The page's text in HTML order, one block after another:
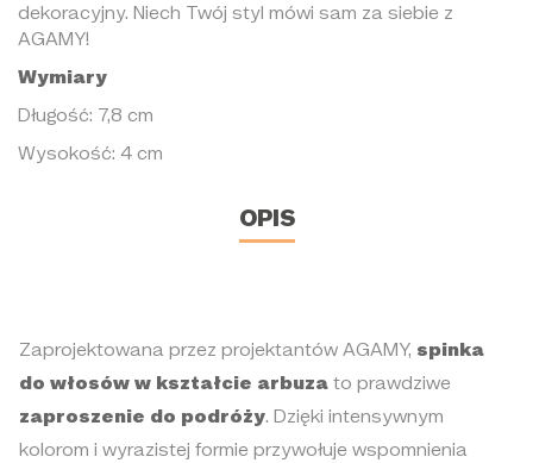
dekoracyjny. Niech Twój styl mówi sam za siebie z
AGAMY!
Wymiary
Długość: 7,8 cm
Wysokość: 4 cm
OPIS
Zaprojektowana przez projektantów AGAMY, spinka
do włosów w kształcie arbuza to prawdziwe
zaproszenie do podróży. Dzięki intensywnym
kolorom i wyrazistej formie przywołuje wspomnienia